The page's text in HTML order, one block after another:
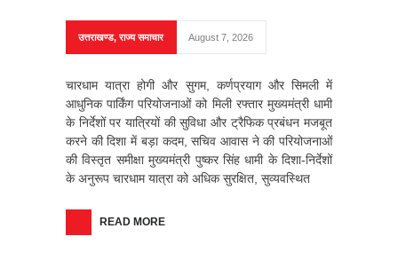
उत्तराखण्ड,राज्य समाचार August 7, 2026
चारधाम यात्रा होगी और सुगम, कर्णप्रयाग और सिमली में
आधुनिक पार्किंग परियोजनाओं को मिली रफ्तार मुख्यमंत्री धामी
के निर्देशों पर यात्रियों की सुविधा और ट्रैफिक प्रबंधन मजबूत
करने की दिशा में बड़ा कदम, सचिव आवास ने की परियोजनाओं
की विस्तृत समीक्षा मुख्यमंत्री पुष्कर सिंह धामी के दिशा-निर्देशों
के अनुरूप चारधाम यात्रा को अधिक सुरक्षित, सुव्यवस्थित
READ MORE